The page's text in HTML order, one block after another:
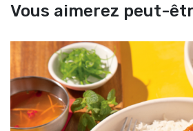
Vous aimerez peut-